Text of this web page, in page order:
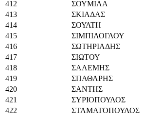
412
ΣΟΥΜΙΛΑ
413
ΣΚΙΑΔΑΣ
414
ΣΟΥΛΤΗ
415
ΣΙΜΠΙΛΟΓΛΟΥ
416
ΣΩΤΗΡΙΑΔΗΣ
417
ΣΙΩΤΟΥ
418
ΣΑΛΕΜΗΣ
419
ΣΠΑΘΑΡΗΣ
420
ΣΑΝΤΗΣ
421
ΣΥΡΙΟΠΟΥΛΟΣ
422
ΣΤΑΜΑΤΟΠΟΥΛΟΣ